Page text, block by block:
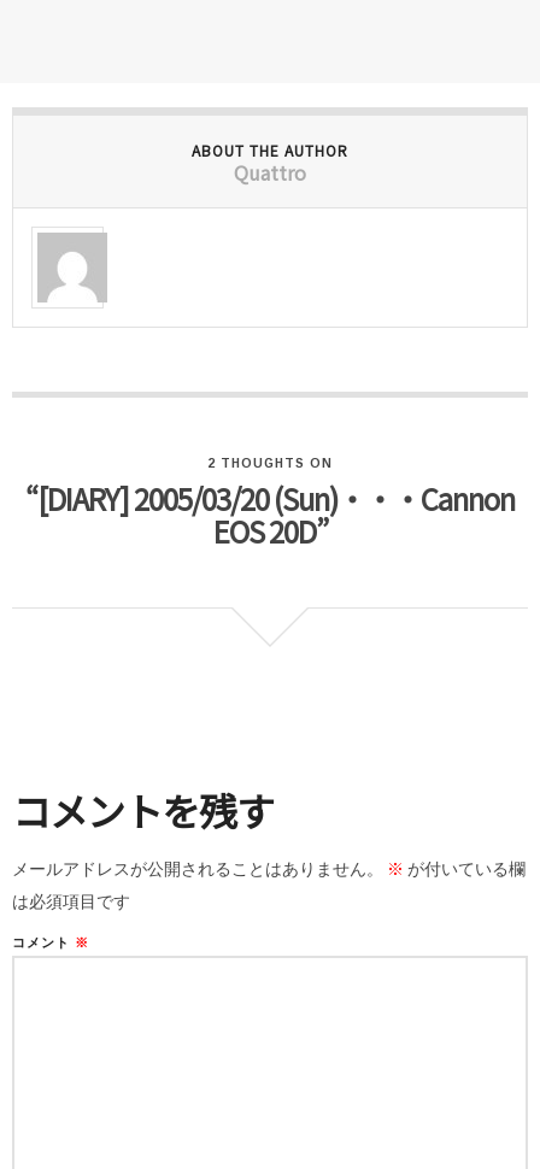
ABOUT THE AUTHOR
Quattro
2 THOUGHTS ON
“[DIARY] 2005/03/20 (Sun)・・・Cannon
EOS 20D”
コメントを残す
メールアドレスが公開されることはありません。 ※ が付いている欄
は必須項目です
コメント ※